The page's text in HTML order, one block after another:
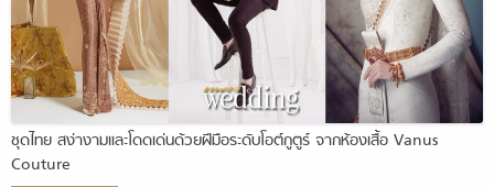
ชุดไทย สง่างามและโดดเด่นด้วยฝีมือระดับโอต์กูตูร์ จากห้องเสื้อ Vanus
Couture